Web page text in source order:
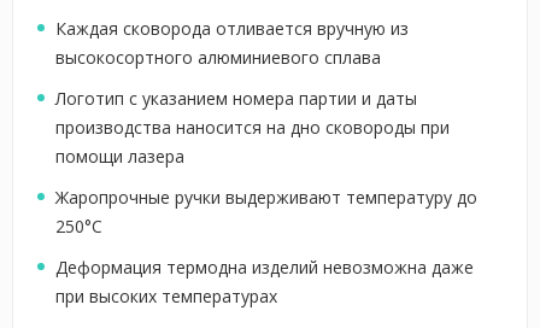
Каждая сковорода отливается вручную из
высокосортного алюминиевого сплава
Логотип с указанием номера партии и даты
производства наносится на дно сковороды при
помощи лазера
Жаропрочные ручки выдерживают температуру до
250°C
Деформация термодна изделий невозможна даже
при высоких температурах